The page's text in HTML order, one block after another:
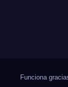
Funciona